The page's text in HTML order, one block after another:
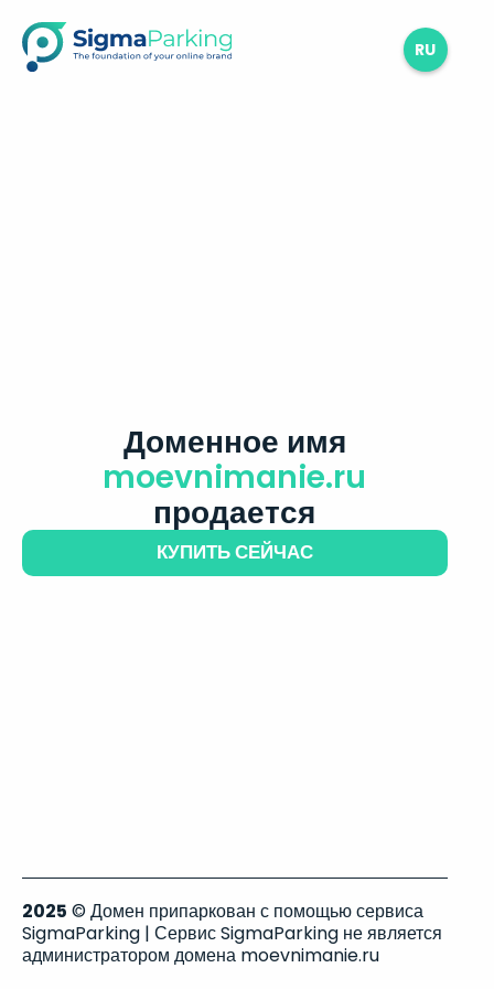
RU
Доменное имя
moevnimanie.ru
продается
КУПИТЬ СЕЙЧАС
2025 © Домен припаркован с помощью сервиса
SigmaParking | Сервис SigmaParking не является
администратором домена moevnimanie.ru